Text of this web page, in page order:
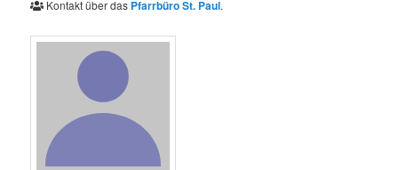
Kontakt über das Pfarrbüro St. Paul.